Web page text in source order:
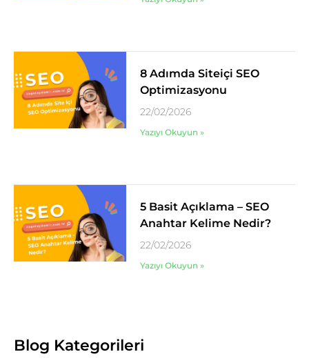
8 Adımda Siteiçi SEO
Optimizasyonu
22/02/2026
Yazıyı Okuyun »
5 Basit Açıklama – SEO
Anahtar Kelime Nedir?
22/02/2026
Yazıyı Okuyun »
Blog Kategorileri